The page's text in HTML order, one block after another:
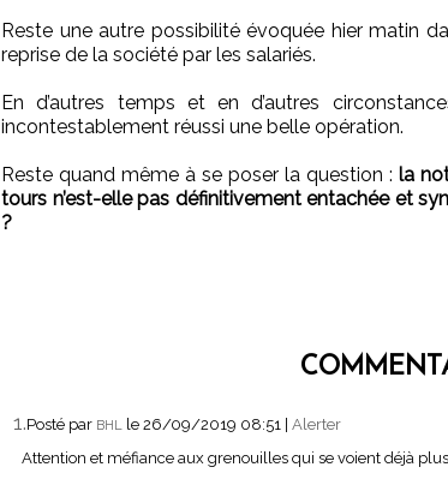
Reste une autre possibilité évoquée hier matin
reprise de la société par les salariés.
En d’autres temps et en d’autres
incontestablement réussi une belle opération.
Reste quand même à se poser la question : la
tours n’est-elle pas définitivement entachée et
?
1.Posté par BHL le 26/09/2019 08:51 Alerter
Attention et méfiance aux grenouilles qui se voient déjà plus